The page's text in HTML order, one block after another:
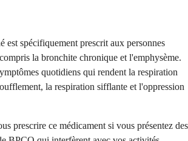
est spécifiquement prescrit aux personnes
la bronchite chronique et l'emphysème.
quotidiens qui rendent la respiration
la respiration sifflante et l'oppression
prescrire ce médicament si vous présentez des